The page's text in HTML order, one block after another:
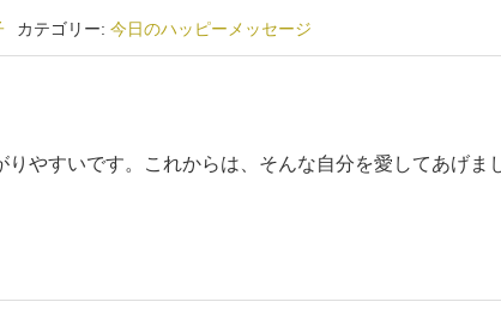
カテゴリー: 今日のハッピーメッセージ
やすいです。これからは、そんな自分を愛してあげま